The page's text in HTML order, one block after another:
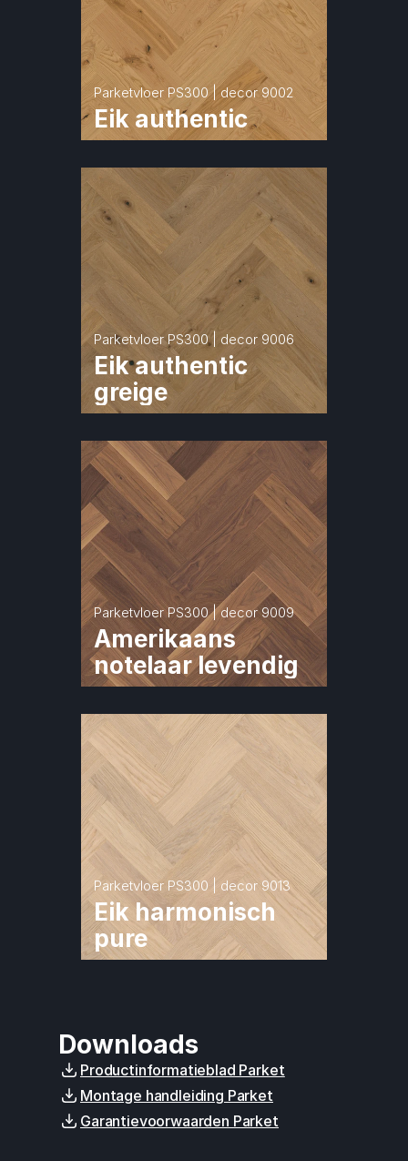
Parketvloer PS300 | decor 9002
Eik authentic
Parketvloer PS300 | decor 9006
Eik authentic
greige
Parketvloer PS300 | decor 9009
Amerikaans
notelaar levendig
Parketvloer PS300 | decor 9013
Eik harmonisch
pure
Downloads
Productinformatieblad Parket
Montage handleiding Parket
Garantievoorwaarden Parket